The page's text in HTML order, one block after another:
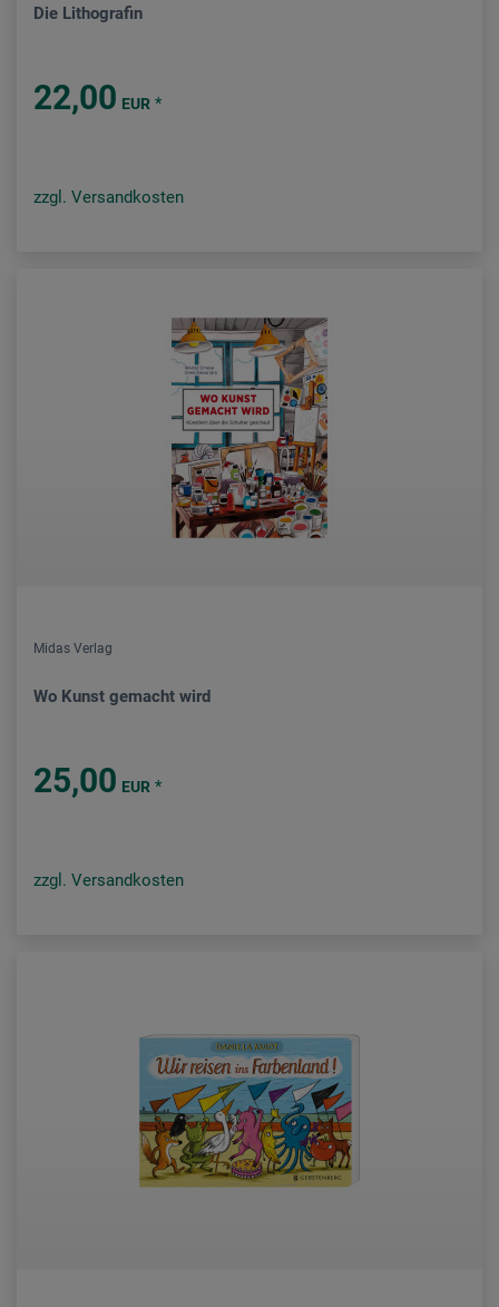
Die Lithografin
22,00 EUR *
zzgl. Versandkosten
Midas Verlag
Wo Kunst gemacht wird
25,00 EUR *
zzgl. Versandkosten